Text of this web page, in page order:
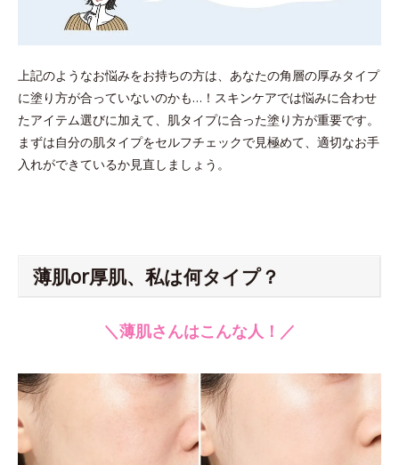
上記のようなお悩みをお持ちの方は、あなたの角層の厚みタイプ
に塗り方が合っていないのかも…！スキンケアでは悩みに合わせ
たアイテム選びに加えて、肌タイプに合った塗り方が重要です。
まずは自分の肌タイプをセルフチェックで見極めて、適切なお手
入れができているか見直しましょう。
薄肌or厚肌、私は何タイプ？
＼薄肌さんはこんな人！／